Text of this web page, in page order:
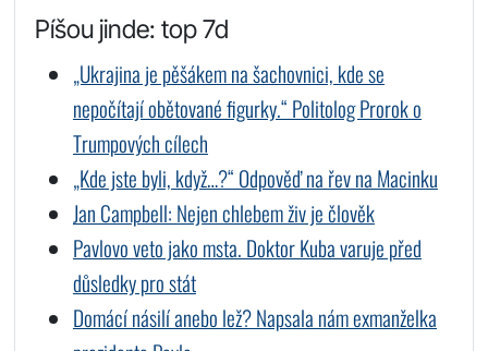
Píšou jinde: top 7d
„Ukrajina je pěšákem na šachovnici, kde se
nepočítají obětované figurky.“ Politolog Prorok o
Trumpových cílech
„Kde jste byli, když…?“ Odpověď na řev na Macinku
Jan Campbell: Nejen chlebem živ je člověk
Pavlovo veto jako msta. Doktor Kuba varuje před
důsledky pro stát
Domácí násilí anebo lež? Napsala nám exmanželka